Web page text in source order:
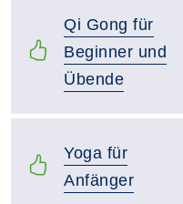
Qi Gong für
Beginner und
Übende
Yoga für
Anfänger